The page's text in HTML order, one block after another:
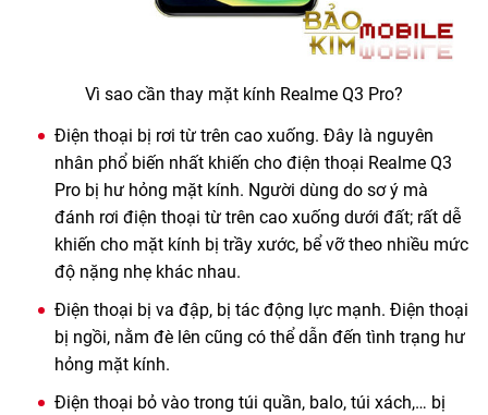
Vì sao cần thay mặt kính Realme Q3 Pro?
Điện thoại bị rơi từ trên cao xuống. Đây là nguyên
nhân phổ biến nhất khiến cho điện thoại Realme Q3
Pro bị hư hỏng mặt kính. Người dùng do sơ ý mà
đánh rơi điện thoại từ trên cao xuống dưới đất; rất dễ
khiến cho mặt kính bị trầy xước, bể vỡ theo nhiều mức
độ nặng nhẹ khác nhau.
Điện thoại bị va đập, bị tác động lực mạnh. Điện thoại
bị ngồi, nằm đè lên cũng có thể dẫn đến tình trạng hư
hỏng mặt kính.
Điện thoại bỏ vào trong túi quần, balo, túi xách,… bị